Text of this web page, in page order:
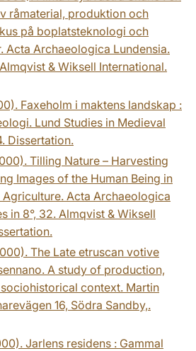
råmaterial, produktion och
på boplatsteknologi och
Acta Archaeologica Lundensia.
& Wiksell International.
Faxeholm i maktens landskap :
Lund Studies in Medieval
Dissertation.
Tilling Nature – Harvesting
Images of the Human Being in
Acta Archaeologica
in 8°, 32. Almqvist & Wiksell
The Late etruscan votive
A study of production,
context. Martin
16, Södra Sandby,.
Jarlens residens : Gammal